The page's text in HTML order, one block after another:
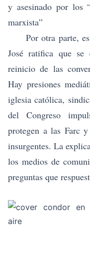
y asesinado por los
marxista”
Por otra parte, es
José ratifica que
reinicio de las
Hay presiones
iglesia católica,
del Congreso
protegen a las Farc
insurgentes. La
los medios de
preguntas que